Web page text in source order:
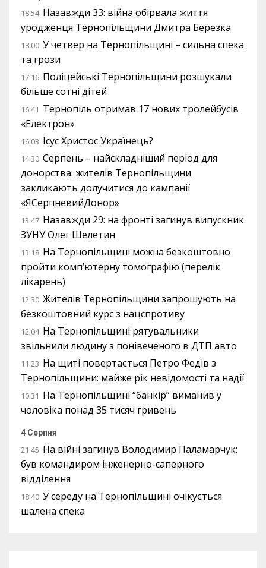
18:54 Назавжди 33: війна обірвала життя
уродженця Тернопільщини Дмитра Березка
18:00 У четвер на Тернопільщині – сильна спека
та грози
17:16 Поліцейські Тернопільщини розшукали
більше сотні дітей
16:41 Тернопіль отримав 17 нових тролейбусів
«Електрон»
16:03 Ісус Христос Українець?
14:30 Серпень – найскладніший період для
донорства: жителів Тернопільщини
закликають долучитися до кампанії
«ЯСерпневийДонор»
13:47 Назавжди 29: на фронті загинув випускник
ЗУНУ Олег Шелетин
13:18 На Тернопільщині можна безкоштовно
пройти комп’ютерну томографію (перелік
лікарень)
12:30 Жителів Тернопільщини запрошують на
безкоштовний курс з нацспротиву
12:04 На Тернопільщині рятувальники
звільнили людину з понівеченого в ДТП авто
11:23 На щиті повертається Петро Федів з
Тернопільщини: майже рік невідомості та надії
10:31 На Тернопільщині “банкір” виманив у
чоловіка понад 35 тисяч гривень
4 Серпня
21:45 На війні загинув Володимир Паламарчук:
був командиром інженерно-саперного
відділення
18:40 У середу на Тернопільщині очікується
шалена спека